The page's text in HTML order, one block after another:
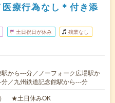
療行為なし＊付き添
土日祝日が休み 残業なし
から---分／ノーフォーク広場駅か
／九州鉄道記念館駅から---分
） ★土日休みOK